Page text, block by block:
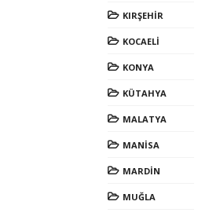
KIRŞEHİR
KOCAELİ
KONYA
KÜTAHYA
MALATYA
MANİSA
MARDİN
MUĞLA